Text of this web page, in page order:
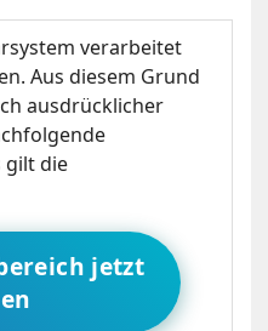
verarbeitet
Aus diesem Grund
ausdrücklicher
gilt die
jetzt